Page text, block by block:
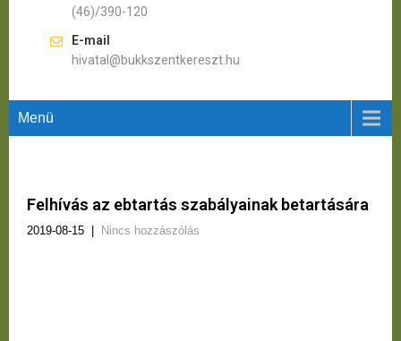
(46)/390-120
E-mail
hivatal@bukkszentkereszt.hu
Menü
Felhívás az ebtartás szabályainak betartására
2019-08-15 Nincs hozzászólás